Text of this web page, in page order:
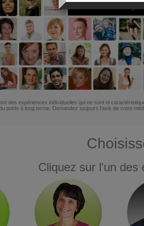
des expériences individuelles qui ne sont ni
poids à long terme. Demandez toujours l'avis de votre
Cliquez sur l'un des